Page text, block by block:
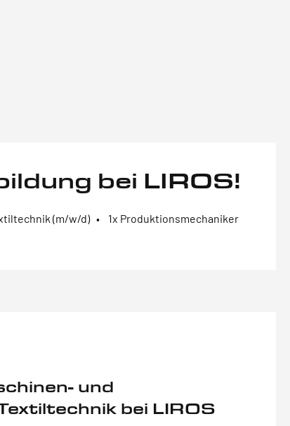
bei LIROS!
(m/w/d) • 1x Produktionsmechaniker
und
bei LIROS